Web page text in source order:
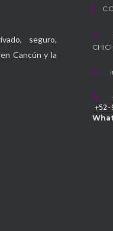
seguro,
Cancún y la
+52-